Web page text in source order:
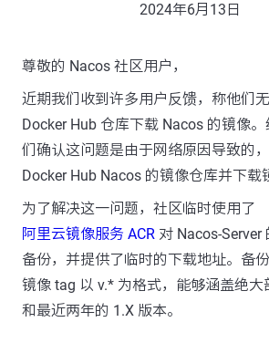
2024年6月13日
尊敬的 Nacos 社区用户，
近期我们收到许多用户反馈，称他们
Docker Hub 仓库下载 Nacos 的镜像
们确认这问题是由于网络原因导致的
Docker Hub Nacos 的镜像仓库并下载
为了解决这一问题，社区临时使用了
阿里云镜像服务 ACR 对 Nacos-Server
备份，并提供了临时的下载地址。备
镜像 tag 以 v.* 为格式，能够涵盖绝大
和最近两年的 1.X 版本。